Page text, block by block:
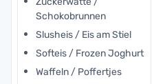
Schokobrunnen
Slusheis / Eis am Stiel
Softeis / Frozen Joghurt
Waffeln / Poffertjes